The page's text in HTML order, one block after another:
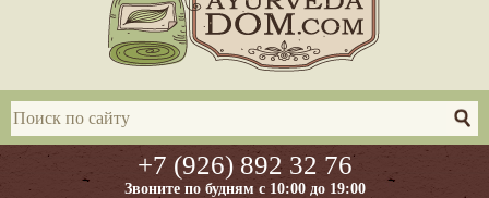
+7 (926) 892 32 76
Звоните по будням с 10:00 до 19:00